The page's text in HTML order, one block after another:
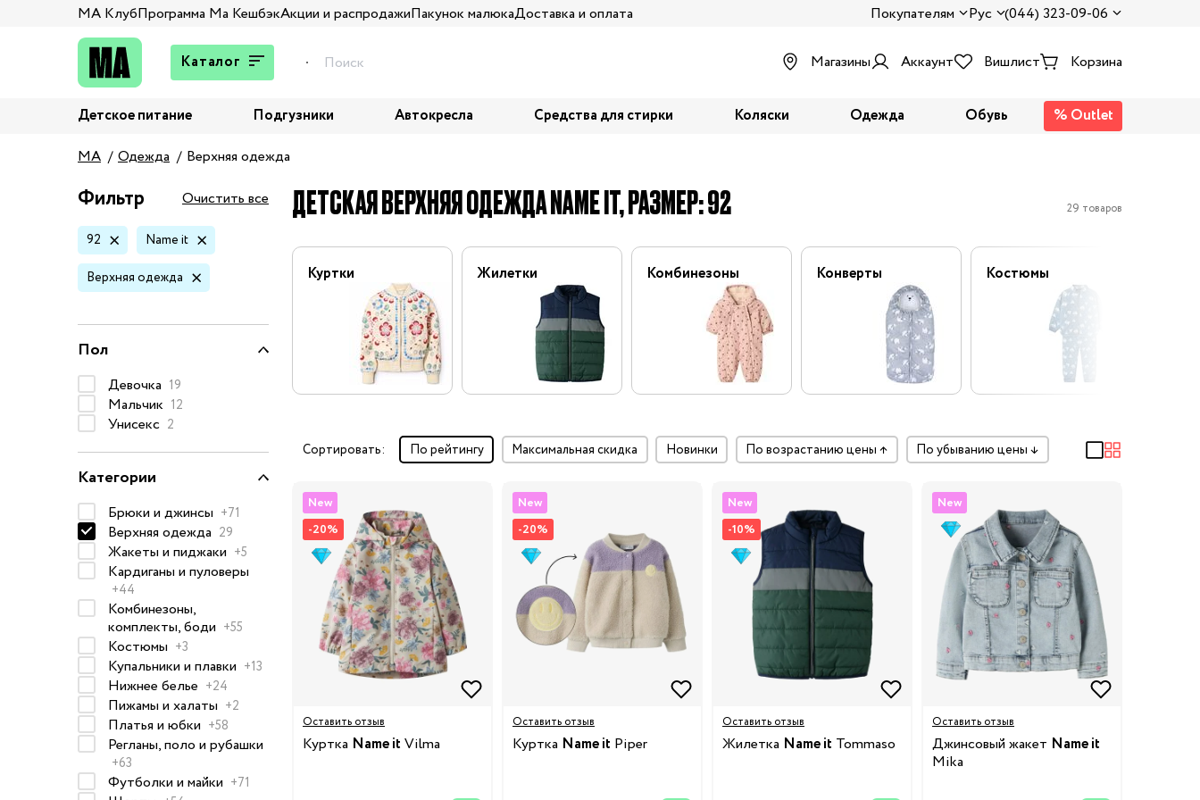
МА КлубПрограмма Ма КешбэкАкции и распродажиПакунок малюкаДоставка и оплата Покупателям Рус (044) 323-09-06
Каталог
Одежда
Брюки и джинсы
Верхняя одежда
Жакеты и пиджаки
Кардиганы и пуловеры
Колготы и носки
комплекты, боди
Костюмы
Купальники и плавки
Нижнее белье
Пеленки
Пижамы и халаты
Платья и юбки
Термобелье
Полотенца и накидки
Регланы, поло и рубашки
Рюкзаки и сумки
Футболки и майки
Шапки, шарфы, перчатки
Шорты
Аксессуары
Одежда по размеру
50-68 см
Магазины Аккаунт Вишлист Корзина
Детское питание Подгузники Автокресла Средства для стирки Коляски Одежда Обувь
% Outlet
MA
Одежда Верхняя одежда
Фильтр Очистить все
92 Name it
Верхняя одежда
Пол
Девочка 19
Мальчик 12
Унисекс 2
Категории
Брюки и джинсы +71
Верхняя одежда 29
Жакеты и пиджаки +5
Кардиганы и пуловеры
+44
Комбинезоны,
комплекты, боди +55
Костюмы +3
Купальники и плавки +13
Нижнее белье +24
Пижамы и халаты +2
Платья и юбки +58
Регланы, поло и рубашки
+63
Футболки и майки +71
ДЕТСКАЯ ВЕРХНЯЯ ОДЕЖДА NAME IT, РАЗМЕР: 92 29 товаров
Куртки Жилетки Комбинезоны Конверты Костюмы
Сортировать: по рейтингу максимальная скидка Новинки по возрастанию цены ↑ по убыванию цены ↓
New
-20%
Оставить отзыв
Куртка Name it Vilma
New
-20%
Оставить отзыв
Куртка Name it Piper
New
-10%
Оставить отзыв
Жилетка Name it Tommaso
New
Оставить отзыв
Джинсовый жакет Name it
Mika